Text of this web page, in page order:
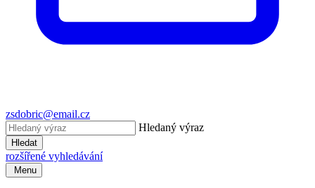
zsdobric@email.cz
Hledaný výraz
Hledat
rozšířené vyhledávání
Menu